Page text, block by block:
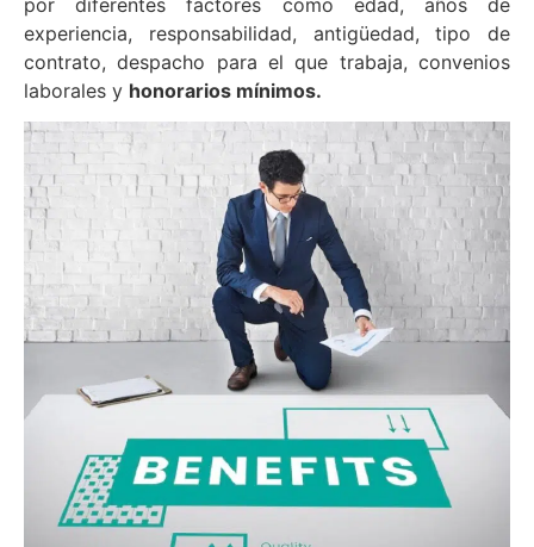
experiencia, responsabilidad, antigüedad, tipo de
contrato, despacho para el que trabaja, convenios
laborales y honorarios mínimos.